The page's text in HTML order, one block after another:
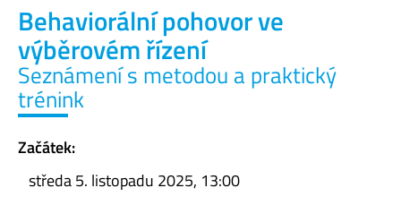
Behaviorální pohovor ve
výběrovém řízení
Seznámení s metodou a praktický
trénink
Začátek:
středa 5. listopadu 2025, 13:00